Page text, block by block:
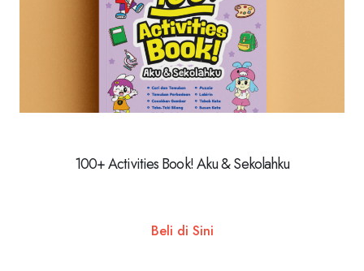
100+ Activities Book! Aku & Sekolahku
Beli di Sini